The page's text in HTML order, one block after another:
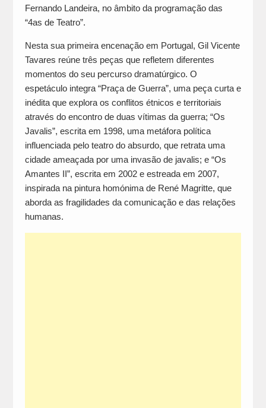
Fernando Landeira, no âmbito da programação das
“4as de Teatro”.
Nesta sua primeira encenação em Portugal, Gil Vicente
Tavares reúne três peças que refletem diferentes
momentos do seu percurso dramatúrgico. O
espetáculo integra “Praça de Guerra”, uma peça curta e
inédita que explora os conflitos étnicos e territoriais
através do encontro de duas vítimas da guerra; “Os
Javalis”, escrita em 1998, uma metáfora política
influenciada pelo teatro do absurdo, que retrata uma
cidade ameaçada por uma invasão de javalis; e “Os
Amantes II”, escrita em 2002 e estreada em 2007,
inspirada na pintura homónima de René Magritte, que
aborda as fragilidades da comunicação e das relações
humanas.